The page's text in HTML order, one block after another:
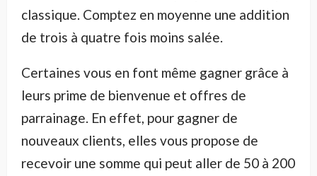
classique. Comptez en moyenne une addition
de trois à quatre fois moins salée.
Certaines vous en font même gagner grâce à
leurs prime de bienvenue et offres de
parrainage. En effet, pour gagner de
nouveaux clients, elles vous propose de
recevoir une somme qui peut aller de 50 à 200